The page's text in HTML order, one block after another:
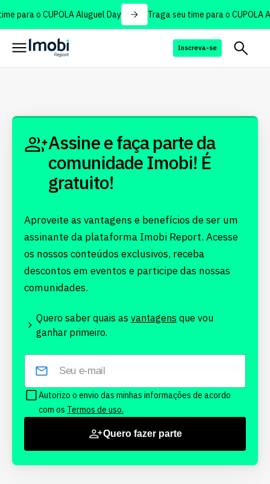
para o CUPOLA Aluguel Day Traga seu time para o CUPOLA
Inscreva-se
Assine e faça parte da
comunidade Imobi! É
gratuito!
Aproveite as vantagens e benefícios de ser um
assinante da plataforma Imobi Report. Acesse
os nossos conteúdos exclusivos, receba
descontos em eventos e participe das nossas
comunidades.
Quero saber quais as vantagens que vou
ganhar primeiro.
Autorizo o envio das minhas informações de acordo
com os Termos de uso.
Quero fazer parte